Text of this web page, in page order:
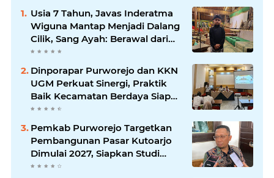
Usia 7 Tahun, Javas Inderatma
Wiguna Mantap Menjadi Dalang
Cilik, Sang Ayah: Berawal dari
Menonton Wayang di YouTube
Dinporapar Purworejo dan KKN
UGM Perkuat Sinergi, Praktik
Baik Kecamatan Berdaya Siap
Direplikasi
Pemkab Purworejo Targetkan
Pembangunan Pasar Kutoarjo
Dimulai 2027, Siapkan Studi
Kelayakan hingga DED